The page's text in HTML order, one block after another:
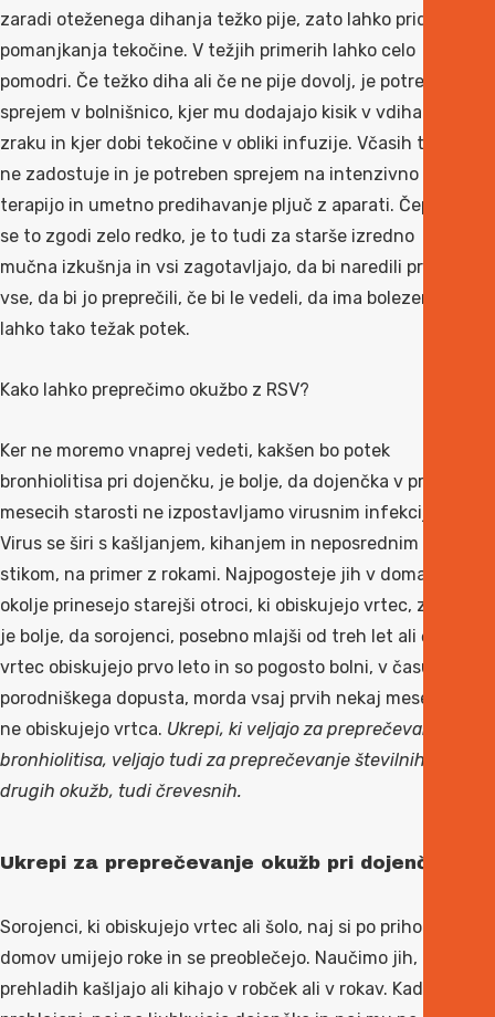
zaradi oteženega dihanja težko pije, zato lahko pride do
pomanjkanja tekočine. V težjih primerih lahko celo
pomodri. Če težko diha ali če ne pije dovolj, je potreben
sprejem v bolnišnico, kjer mu dodajajo kisik v vdihanem
zraku in kjer dobi tekočine v obliki infuzije. Včasih tudi to
ne zadostuje in je potreben sprejem na intenzivno
terapijo in umetno predihavanje pljuč z aparati. Čeprav
se to zgodi zelo redko, je to tudi za starše izredno
mučna izkušnja in vsi zagotavljajo, da bi naredili prav
vse, da bi jo preprečili, če bi le vedeli, da ima bolezen
lahko tako težak potek.
Kako lahko preprečimo okužbo z RSV?
Ker ne moremo vnaprej vedeti, kakšen bo potek
bronhiolitisa pri dojenčku, je bolje, da dojenčka v prvih
mesecih starosti ne izpostavljamo virusnim infekcijam.
Virus se širi s kašljanjem, kihanjem in neposrednim
stikom, na primer z rokami. Najpogosteje jih v domače
okolje prinesejo starejši otroci, ki obiskujejo vrtec, zato
je bolje, da sorojenci, posebno mlajši od treh let ali če
vrtec obiskujejo prvo leto in so pogosto bolni, v času
porodniškega dopusta, morda vsaj prvih nekaj mesecev,
ne obiskujejo vrtca. Ukrepi, ki veljajo za preprečevanje
bronhiolitisa, veljajo tudi za preprečevanje številnih
drugih okužb, tudi črevesnih.
Ukrepi za preprečevanje okužb pri dojenčku
Sorojenci, ki obiskujejo vrtec ali šolo, naj si po prihodu
domov umijejo roke in se preoblečejo. Naučimo jih, da ob
prehladih kašljajo ali kihajo v robček ali v rokav. Kadar so